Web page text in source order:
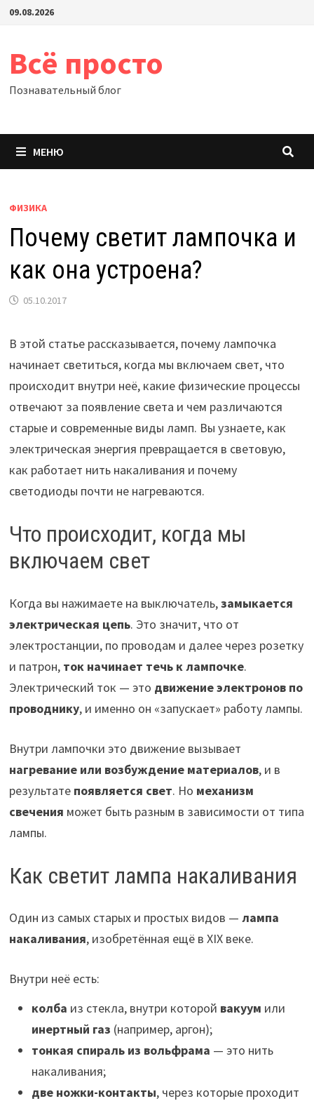
Перейти
09.08.2026
Всё просто
Познавательный блог
МЕНЮ
ФИЗИКА
Почему светит лампочка и
как она устроена?
05.10.2017
В этой статье рассказывается, почему лампочка
начинает светиться, когда мы включаем свет, что
происходит внутри неё, какие физические процессы
отвечают за появление света и чем различаются
старые и современные виды ламп. Вы узнаете, как
электрическая энергия превращается в световую,
как работает нить накаливания и почему
светодиоды почти не нагреваются.
Что происходит, когда мы
включаем свет
Когда вы нажимаете на выключатель,замыкается
электрическая цепь. Это значит, что от
электростанции, по проводам и далее через розетку
и патрон, ток начинает течь к лампочке.
Электрический ток — это движение электронов по
проводнику, и именно он «запускает» работу лампы.
Внутри лампочки это движение вызывает
нагревание или возбуждение материалов, и в
результате появляется свет. Но механизм
свечения может быть разным в зависимости от типа
лампы.
Как светит лампа накаливания
Один из самых старых и простых видов — лампа
накаливания, изобретённая ещё в XIX веке.
Внутри неё есть:
колба из стекла, внутри которой вакуум или
инертный газ (например, аргон);
тонкая спираль из вольфрама — это нить
накаливания;
две ножки-контакты, через которые проходит